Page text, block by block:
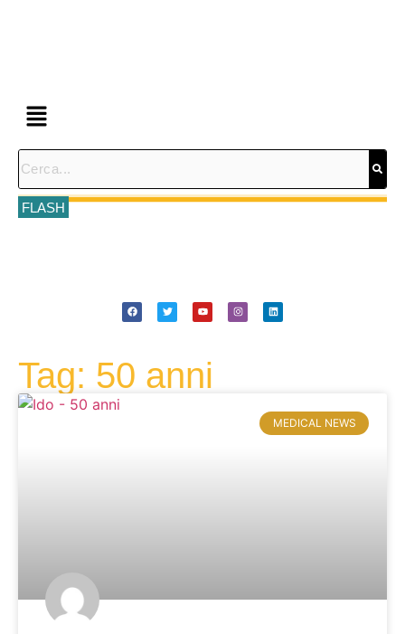
FLASH
Tag: 50 anni
MEDICAL NEWS